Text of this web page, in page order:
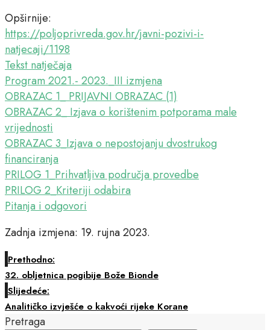
Opširnije:
https://poljoprivreda.gov.hr/javni-pozivi-i-
natjecaji/1198
Tekst natječaja
Program 2021.- 2023._III izmjena
OBRAZAC 1_ PRIJAVNI OBRAZAC (1)
OBRAZAC 2_ Izjava o korištenim potporama male
vrijednosti
OBRAZAC 3_Izjava o nepostojanju dvostrukog
financiranja
PRILOG 1_Prihvatljiva područja provedbe
PRILOG 2_Kriteriji odabira
Pitanja i odgovori
Zadnja izmjena: 19. rujna 2023.
Prethodno:
32. obljetnica pogibije Bože Bionde
Slijedeće:
Analitičko izvješće o kakvoći rijeke Korane
Pretraga